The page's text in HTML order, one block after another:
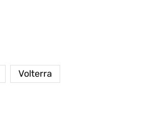
Volterra
di